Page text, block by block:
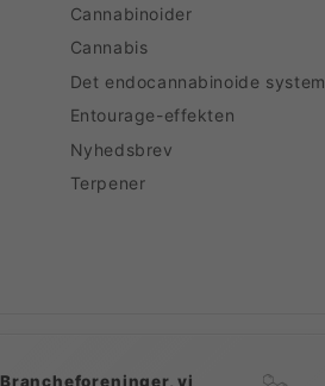
Cannabinoider
Cannabis
Det endocannabinoide system
Entourage-effekten
Nyhedsbrev
Terpener
Brancheforeninger, vi